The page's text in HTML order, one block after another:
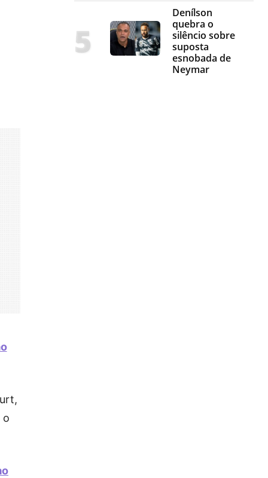
o
Denílson
quebra o
silêncio sobre
suposta
esnobada de
Neymar